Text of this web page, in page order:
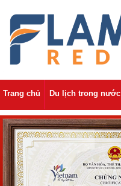
Trang chủ Du lịch trong nước